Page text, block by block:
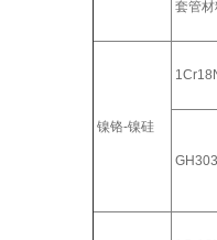
套管材
镍铬-镍硅